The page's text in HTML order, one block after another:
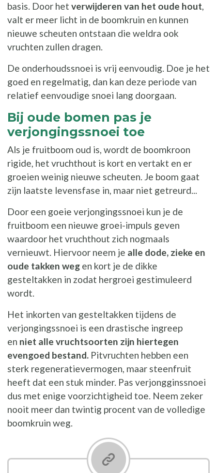
basis. Door het verwijderen van het oude hout,
valt er meer licht in de boomkruin en kunnen
nieuwe scheuten ontstaan die weldra ook
vruchten zullen dragen.
De onderhoudssnoei is vrij eenvoudig. Doe je het
goed en regelmatig, dan kan deze periode van
relatief eenvoudige snoei lang doorgaan.
Bij oude bomen pas je
verjongingssnoei toe
Als je fruitboom oud is, wordt de boomkroon
rigide, het vruchthout is kort en vertakt en er
groeien weinig nieuwe scheuten. Je boom gaat
zijn laatste levensfase in, maar niet getreurd...
Door een goeie verjongingssnoei kun je de
fruitboom een nieuwe groei-impuls geven
waardoor het vruchthout zich nogmaals
vernieuwt. Hiervoor neem je alle dode, zieke en
oude takken weg en kort je de dikke
gesteltakken in zodat hergroei gestimuleerd
wordt.
Het inkorten van gesteltakken tijdens de
verjongingssnoei is een drastische ingreep
en niet alle vruchtsoorten zijn hiertegen
evengoed bestand. Pitvruchten hebben een
sterk regeneratievermogen, maar steenfruit
heeft dat een stuk minder. Pas verjongginssnoei
dus met enige voorzichtigheid toe. Neem zeker
nooit meer dan twintig procent van de volledige
boomkruin weg.